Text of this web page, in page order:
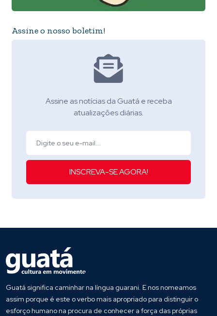
Assine o nosso boletim!
Assine as notícias da Guatá e receba
atualizações diárias.
INSCREVA-SE AGORA!
Guatá significa caminhar na língua guarani. E nos nomeamos
assim porque é este o verbo mais apropriado para distinguir o
esforço humano na procura de conhecer a força das próprias